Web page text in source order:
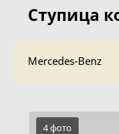
Ступица
Mercedes-Benz
4 фото